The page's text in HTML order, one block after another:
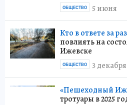
5 июня
ОБЩЕСТВО
Кто в ответе за
повлиять на
Ижевске
3 декабря
ОБЩЕСТВО
«Пешеходный
тротуары в 2025